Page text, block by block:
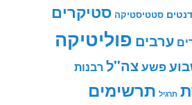
סטטיסטיקה סטיקרים
ערבים פוליטיקה
פשעצה"ל רבנות
תרגיל תרשימים